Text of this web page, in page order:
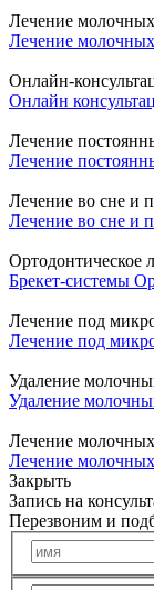
Лечение
Лечение
Онлайн-
Онлайн
Лечение
Лечение
Лечение во сне и
Лечение во сне и
Ортодонтическое
Брекет-системы
Лечение под
Лечение под
Удаление
Удаление
Лечение
Лечение
Закрыть
Запись на
Перезвоним и